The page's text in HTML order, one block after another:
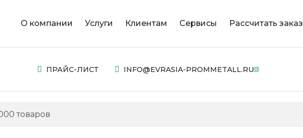
О компании Услуги Клиентам Сервисы Рассчитать заказ
ПРАЙС-ЛИСТ INFO@EVRASIA-PROMMETALL.RU